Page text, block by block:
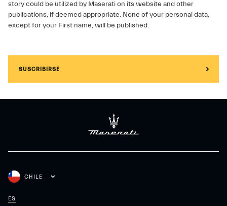
story could be utilized by Maserati on its website and other
publications, if deemed appropriate. None of your personal data,
except for your First name, will be published.
SUSCRIBIRSE
CHILE
ES